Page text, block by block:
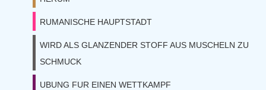
RUMANISCHE HAUPTSTADT
WIRD ALS GLANZENDER STOFF AUS MUSCHELN ZU
SCHMUCK
UBUNG FUR EINEN WETTKAMPF